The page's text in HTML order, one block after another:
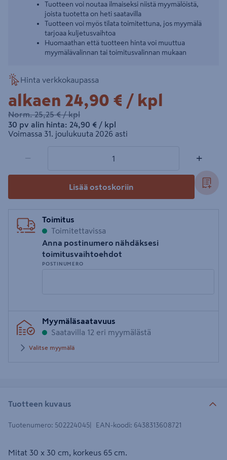
Tuotteen voi noutaa ilmaiseksi niistä myymälöistä,
joista tuotetta on heti saatavilla
Tuotteen voi myös tilata toimitettuna, jos myymälä
tarjoaa kuljetusvaihtoa
Huomaathan että tuotteen hinta voi muuttua
myymälävalinnan tai toimitusvalinnan mukaan
Hinta verkkokaupassa
alkaen 24,90€/kpl
24,90 € / kpl
Norm.25,25€/kpl
25,25 €/ kpl
30 pv alin hinta: 24,90€/kpl
24,90 € / kpl
Voimassa 31. joulukuuta 2026 asti
− +
Lisää ostoskoriin
Toimitus
Toimitettavissa
Anna postinumero nähdäksesi
toimitusvaihtoehdot
POSTINUMERO
postinumero
Myymäläsaatavuus
Saatavilla 12 eri myymälästä
Valitse myymälä
Tuotteen kuvaus
Tuotenumero: 502224045 EAN-koodi: 6438313608721
Mitat 30 x 30 cm, korkeus 65 cm.